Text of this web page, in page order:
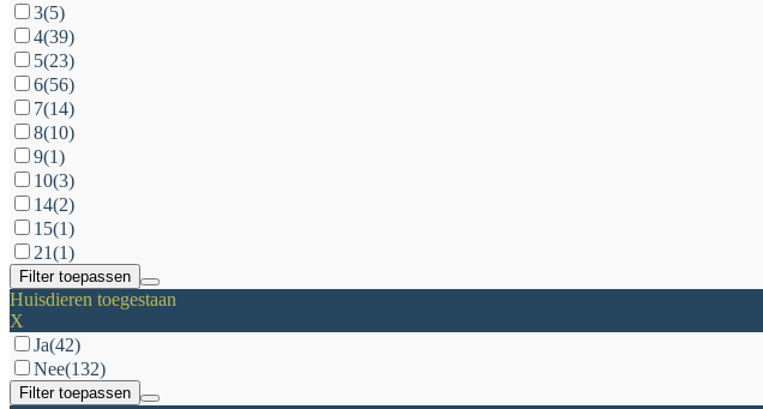
3(5)
4(39)
5(23)
6(56)
7(14)
8(10)
9(1)
10(3)
14(2)
15(1)
21(1)
Filter toepassen
Huisdieren toegestaan
X
Ja(42)
Nee(132)
Filter toepassen